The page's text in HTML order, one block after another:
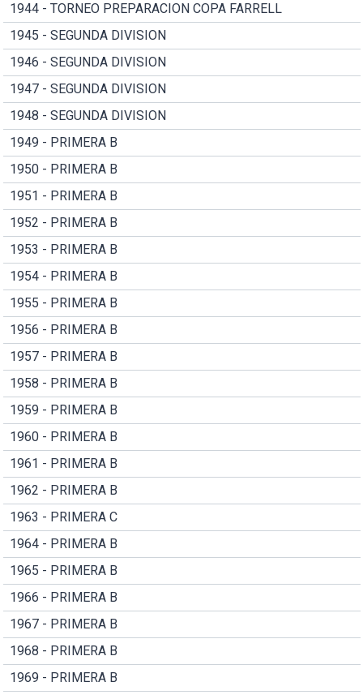
1944 - TORNEO PREPARACION COPA FARRELL
1945 - SEGUNDA DIVISION
1946 - SEGUNDA DIVISION
1947 - SEGUNDA DIVISION
1948 - SEGUNDA DIVISION
1949 - PRIMERA B
1950 - PRIMERA B
1951 - PRIMERA B
1952 - PRIMERA B
1953 - PRIMERA B
1954 - PRIMERA B
1955 - PRIMERA B
1956 - PRIMERA B
1957 - PRIMERA B
1958 - PRIMERA B
1959 - PRIMERA B
1960 - PRIMERA B
1961 - PRIMERA B
1962 - PRIMERA B
1963 - PRIMERA C
1964 - PRIMERA B
1965 - PRIMERA B
1966 - PRIMERA B
1967 - PRIMERA B
1968 - PRIMERA B
1969 - PRIMERA B